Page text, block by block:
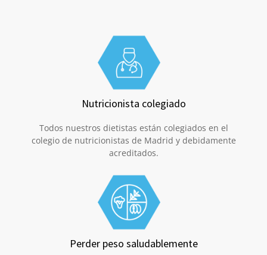
Nutricionista colegiado
Todos nuestros dietistas están colegiados en el
colegio de nutricionistas de Madrid y debidamente
acreditados.
Perder peso saludablemente